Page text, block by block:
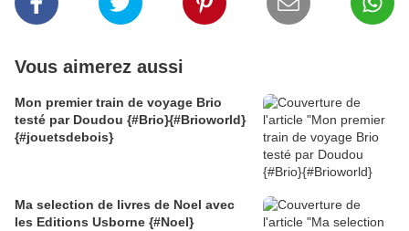
Vous aimerez aussi
Mon premier train de voyage Brio
testé par Doudou {#Brio}{#Brioworld}
{#jouetsdebois}
Ma selection de livres de Noel avec
les Editions Usborne {#Noel}